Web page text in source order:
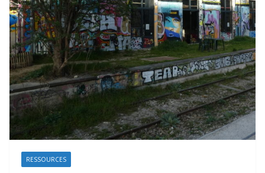
RESSOURCES